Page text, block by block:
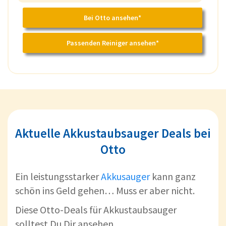
Bei Otto ansehen*
Passenden Reiniger ansehen*
Aktuelle Akkustaubsauger Deals bei
Otto
Ein leistungsstarkerAkkusaugerkann ganz
schön ins Geld gehen… Muss er aber nicht.
Diese Otto-Deals für Akkustaubsauger